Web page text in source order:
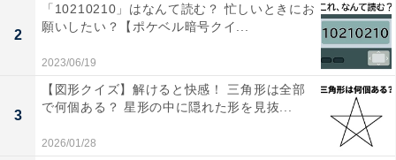
2
「10210210」はなんて読む？ 忙しいときにお
願いしたい？【ポケベル暗号クイ...
2023/06/19
3
【図形クイズ】解けると快感！ 三角形は全部
で何個ある？ 星形の中に隠れた形を見抜...
2026/01/28